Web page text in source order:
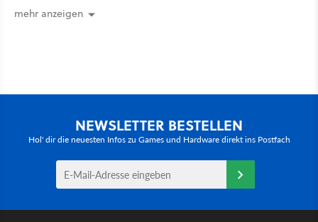
mehr anzeigen
NEWSLETTER BESTELLEN
Hol' dir die neuesten Infos zu Games und Hardware direkt ins Postfach